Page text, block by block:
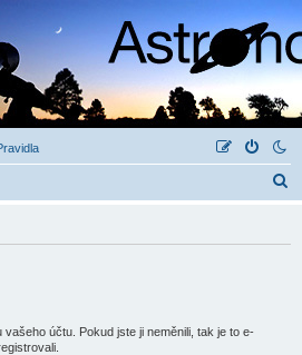
účtu. Pokud jste ji neměnili, tak je to e-